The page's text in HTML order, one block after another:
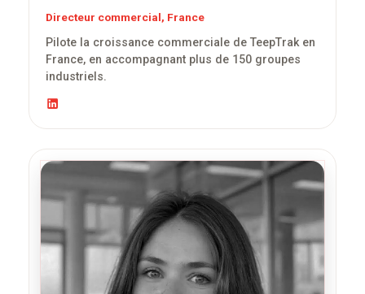
Directeur commercial, France
Pilote la croissance commerciale de TeepTrak en
France, en accompagnant plus de 150 groupes
industriels.